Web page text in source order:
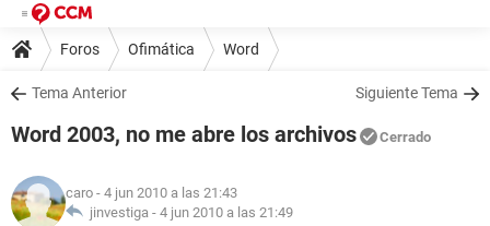
Foros Ofimática Word
Tema Anterior Siguiente Tema
Word 2003, no me abre los archivos Cerrado
caro - 4 jun 2010 a las 21:43
jinvestiga - 4 jun 2010 a las 21:49